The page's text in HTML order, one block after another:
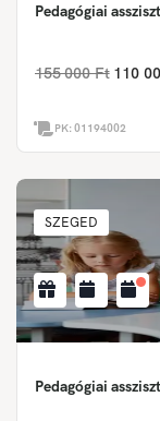
Pedagógiai
155 000 Ft 110
PK:01194002
SZEGED
Pedagógiai